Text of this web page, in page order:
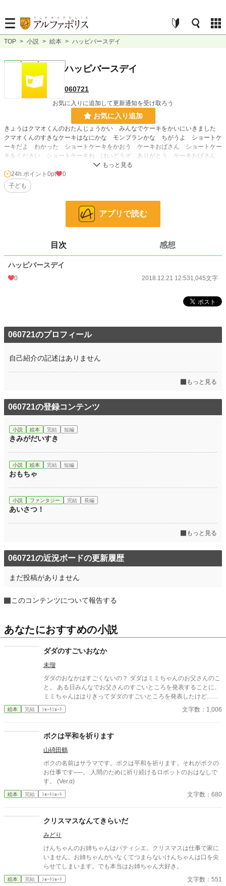
TOP > 小説 > 絵本 > ハッピバースデイ
完結 ｼｮｰﾄｼｮｰﾄ ハッピバースデイ
060721
お気に入りに追加して更新通知を受け取ろう
お気に入り追加
きょうはクマオくんのおたんじょうかい みんなでケーキをかいにいきました
クマオくんのすきなケーキはなにかな モンブランかな ちがうよ ショートケ
ーキだよ わかった ショートケーキをかおう ケーキおばさん ショートケー
キをください ショートケーキね はいどうぞ ありがとう ケーキおばさん
よしっ これで クマオくんがよろこぶね ピンポーン ごめんください はー
い おあがりなさい しつれいします クマオくんにプレゼントだよ なにこ
れ まずそうなケーキ こらっ みんなにあやまりなさい いやだ モンブラン
がいいもん イヌオくんのうそつき ケーキおばさんのところにいってくる ち
ょっとまってごめん オレもいっしょにいくよ イヌオくんはダメ もうついて
こないで クマオくんのすきなケーキ モンブランなの？ そのころトラオくん
はケーキおばさんのところにいました モンブランをかうためでした ケーキお
ばさん モンブランをください トラオくん うりきれちゃったの ありがとう
ゃべりをしていました このあとたいへんなことになるのです うん はやくた
べたいよ わかった トラオくんのところへいってくる 気をつけてね じこに
あわないようにね ケーキおばさん トラオくんはどこいったの ほかのおみせ
にいったよ モンブランをかうためにいったわ どこのおみせですか トラオく
んはどこにいきましたか そのころトラオくんはピーちゃんのおみせでモンブラ
ょうか ありがとう はやくみんなのところにいかなきゃ まだなの はやくは
しょにさがしにいこう クマオくんもいっしょにいこう いってらっしゃい な
にかあったのかしら そのころイヌオくんはまいごになっていました もうそと
て みつけた イヌオくんだいじょうぶ？ そのくりどうしたの？ そこの木の
めんね クマオくんにモンブランをあげるよ どうぞ クマオくんにすきなくり
をあげるよ どうぞ みんなありがとう ボクのせいでこうなった そのことは
だいま おそくなっちゃった おかえりなさい おたんじょうかいのじゅんびし
ておいたわよ みんなでたべるとおいしいね おたんじょうかいおめでとう
小説 229,045 位 / 229,045 件
お気に入り 2
文字数 1,045
初回完結日時 2018.12.21 12:53
週間ポイント 0 pt (229,045 位)
累計ポイント 7,670 pt (107,939 位)
24h.ポイント 0pt
0
子ども
アプリで読む
目次 感想
ハッピバースデイ
0 2018.12.21 12:531,045文字
060721のプロフィール
自己紹介の記述はありません
もっと見る
060721の登録コンテンツ
小説 絵本 完結 短編
きみがだいすき
小説 絵本 完結 短編
おもちゃ
小説 ファンタジー 完結 長編
あいさつ！
もっと見る
060721の近況ボードの更新履歴
まだ投稿がありません
このコンテンツについて報告する
あなたにおすすめの小説
ダダのすごいおなか
未瑠
ダダのおなかはすごくないの？ ダダはミミちゃんのお父さんのこ
と。 ある日みんなでお父さんのすごいところを発表することに、
ミミちゃんははりきってダダのすごいところを発表したけど……
ちいさな、しあわせな勘違い
絵本 完結 ｼｮｰﾄｼｮｰﾄ 文字数：1,006
ボクは平和を祈ります
山碕田鶴
ボクの名前はサラマです。ボクは平和を祈ります。それがボクの
お仕事です──。 人間のために祈り続けるロボットのおはなしで
す。 (Ver.α)
絵本 完結 ｼｮｰﾄｼｮｰﾄ 文字数：680
クリスマスなんてきらいだ
みどり
けんちゃんのお姉ちゃんはパティシエ。クリスマスは仕事で家に
いません。お姉ちゃんがいなくてつまらないけんちゃんは口を尖
らせてしまいます。でも本当はお姉ちゃん大好き。
絵本 完結 ｼｮｰﾄｼｮｰﾄ 文字数：551